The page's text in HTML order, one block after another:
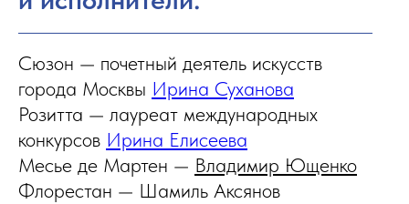
Сюзон — почетный деятель искусств
города Москвы Ирина Суханова
Розитта — лауреат международных
конкурсов Ирина Елисеева
Месье де Мартен — Владимир Ющенко
Флорестан — Шамиль Аксянов